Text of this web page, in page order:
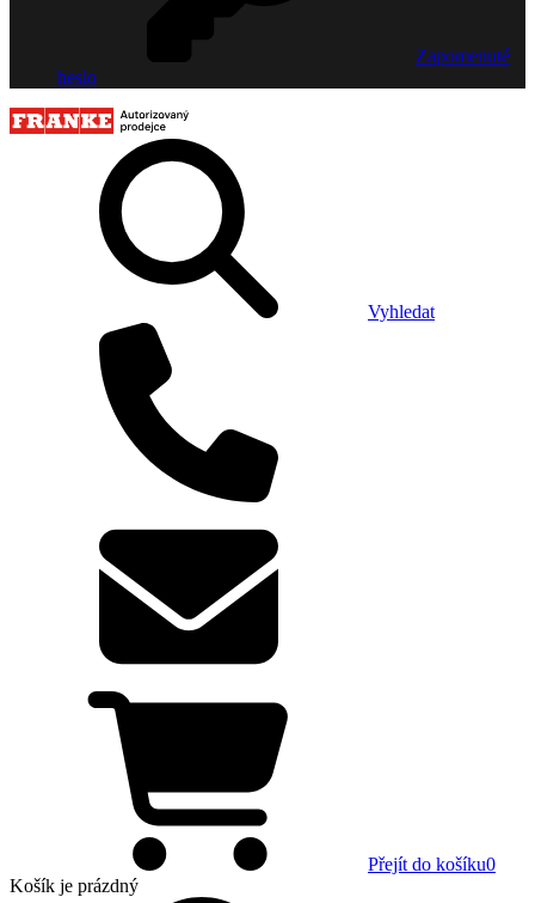
Zapomenuté
heslo
Vyhledat
Přejít do košíku0
Košík je prázdný